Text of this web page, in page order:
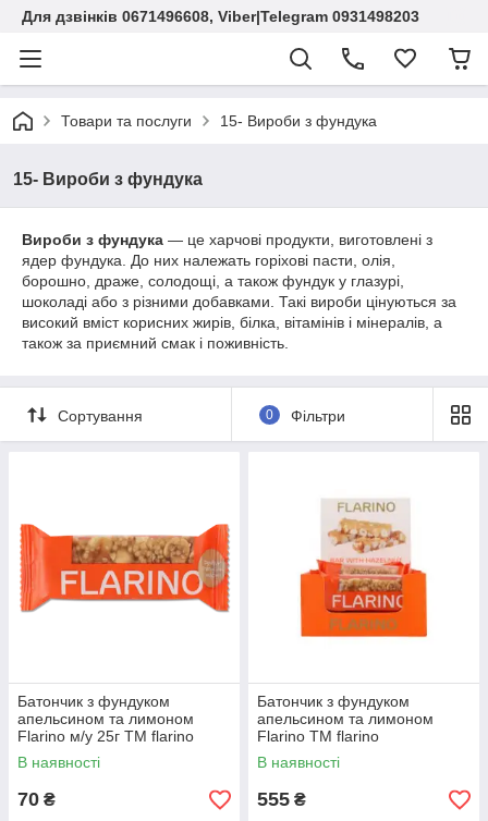
Для дзвінків 0671496608, Viber|Telegram 0931498203
Товари та послуги 15- Вироби з фундука
15- Вироби з фундука
Вироби з фундука — це харчові продукти, виготовлені з
ядер фундука. До них належать горіхові пасти, олія,
борошно, драже, солодощі, а також фундук у глазурі,
шоколаді або з різними добавками. Такі вироби цінуються за
високий вміст корисних жирів, білка, вітамінів і мінералів, а
також за приємний смак і поживність.
Сортування 0 Фільтри
Батончик з фундуком
апельсином та лимоном
Flarino м/у 25г ТМ flarino
В наявності
70 ₴
Батончик з фундуком
апельсином та лимоном
Flarino ТМ flarino
В наявності
555 ₴